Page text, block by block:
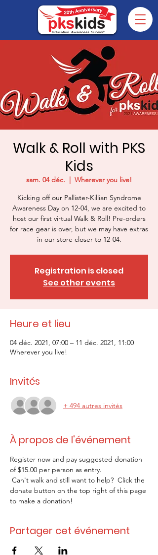
Walk & Roll with PKS
Kids
sam. 04 déc.
  |
Wherever you live!
Kicking off our Pallister-Killian Syndrome
Awareness Day on 12-04, we are excited to
host our first virtual Walk & Roll! Pre-orders
for race gear is over, but we may have extras
in our store closer to 12-04.
Registration is closed
See other events
Heure et lieu
04 déc. 2021, 07:00 – 11 déc. 2021, 11:00
Wherever you live!
Invités
+ 494 autres invités
À propos de l'événement
Register now and pay suggested donation
of $15.00 per person as entry.
Can't walk and still want to help?  Click the
donate button on the top right of this page
to make a donation!
Partager cet événement